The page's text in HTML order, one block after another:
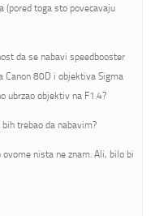
(pored toga sto povecavaju
da se nabavi speedbooster
Canon 80D i objektiva Sigma
ubrzao objektiv na F1.4?
trebao da nabavim?
nista ne znam. Ali, bilo bi